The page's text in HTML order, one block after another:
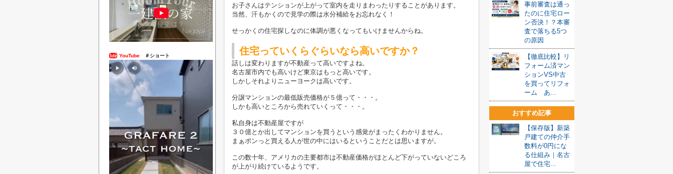
お子さんはテンションが上がって室内を走りまわったりすることがあります。
当然、汗もかくので見学の際は水分補給をお忘れなく！
せっかくの住宅探しなのに体調が悪くなってもいけませんからね。
住宅っていくらぐらいなら高いですか？
話しは変わりますが不動産って高いですよね。
名古屋市内でも高いけど東京はもっと高いです。
しかしそれよりニューヨークは高いです。
分譲マンションの最低販売価格が５億って・・・。
しかも高いところから売れていくって・・・。
私自身は不動産屋ですが
３０億とか出してマンションを買うという感覚がまったくわかりません。
まぁポンっと買える人が世の中にはいるということだとは思いますが。
この数十年、アメリカの主要都市は不動産価格がほとんど下がっていないどころ
が上がり続けているようです。
事前審査は通っ
たのに住宅ロー
ン否決！？本審
査で落ちる5つ
の原因
【徹底比較】リ
フォーム済マン
ションVS中古
を買ってリフォ
ーム あ...
おすすめ記事
【保存版】新築
戸建ての仲介手
数料が0円にな
る仕組み｜名古
屋で住宅...
YouTube ＃ショート